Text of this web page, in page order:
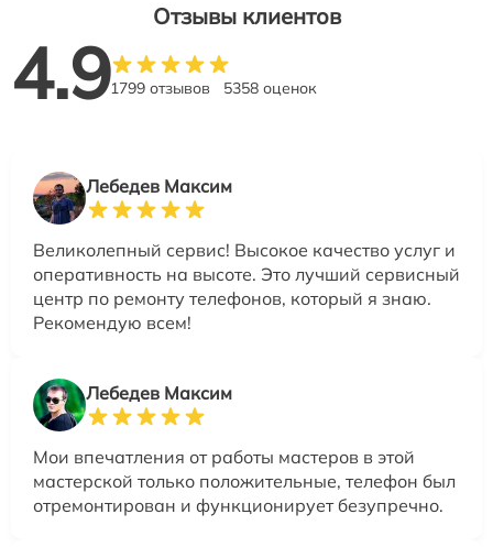
Отзывы клиентов
4.91799 отзывов 5358 оценок
Лебедев Максим
Великолепный сервис! Высокое качество услуг и
оперативность на высоте. Это лучший сервисный
центр по ремонту телефонов, который я знаю.
Рекомендую всем!
Лебедев Максим
Мои впечатления от работы мастеров в этой
мастерской только положительные, телефон был
отремонтирован и функционирует безупречно.